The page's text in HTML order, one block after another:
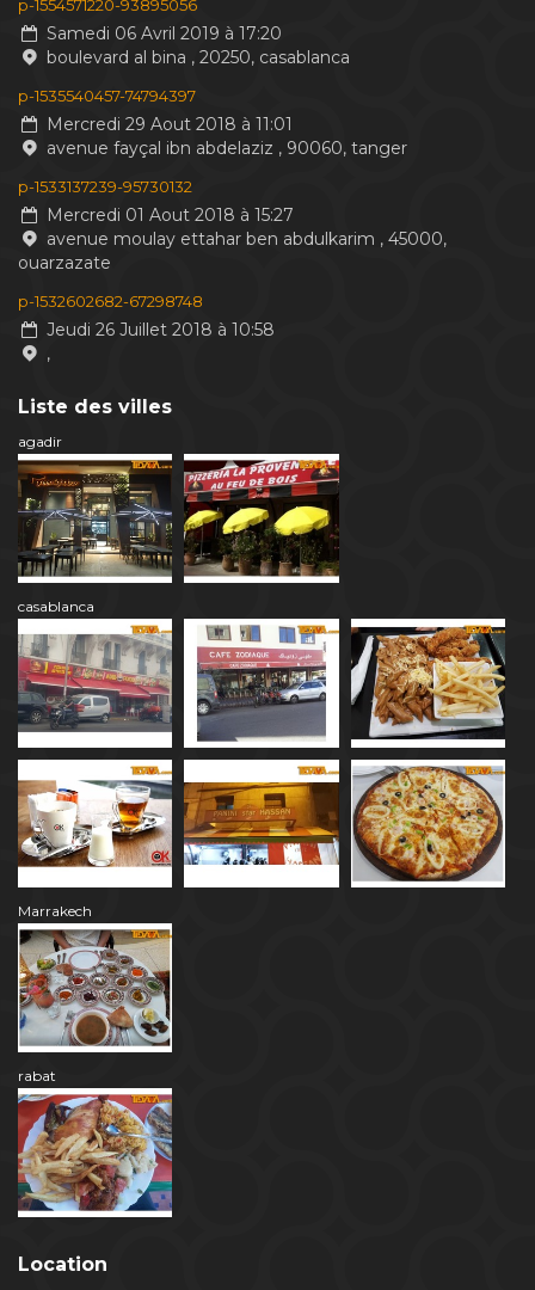
p-1554571220-93895056
Samedi 06 Avril 2019 à 17:20
boulevard al bina , 20250, casablanca
p-1535540457-74794397
Mercredi 29 Aout 2018 à 11:01
avenue fayçal ibn abdelaziz , 90060, tanger
p-1533137239-95730132
Mercredi 01 Aout 2018 à 15:27
avenue moulay ettahar ben abdulkarim , 45000,
ouarzazate
p-1532602682-67298748
Jeudi 26 Juillet 2018 à 10:58
,
Liste des villes
agadir
casablanca
Marrakech
rabat
Location